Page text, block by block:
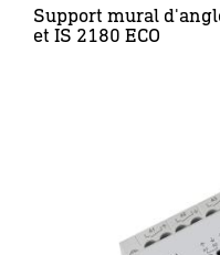
Support mural
et IS 2180 ECO